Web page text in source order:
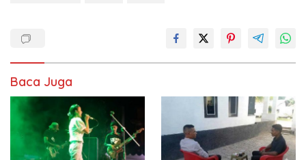
Baca Juga